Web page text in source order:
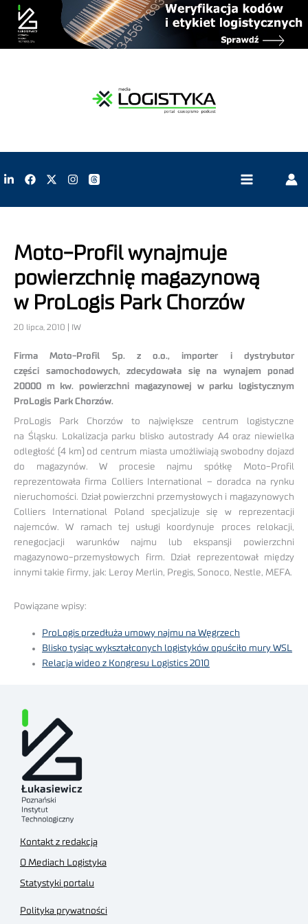
Moto-Profil wynajmuje
powierzchnię magazynową
w ProLogis Park Chorzów
20 lipca, 2010 | IW
Firma Moto-Profil Sp. z o.o., importer i dystrybutor
części samochodowych, zdecydowała się na wynajem ponad
20000 m kw. powierzchni magazynowej w parku logistycznym
ProLogis Park Chorzów.
ProLogis Park Chorzów to największe centrum logistyczne
na Śląsku. Lokalizacja parku blisko autostrady A4 oraz niewielka
odległość (4 km) od centrum miasta umożliwiają swobodny dojazd
do magazynów. W procesie najmu spółkę Moto-Profil
reprezentowała firma Colliers International – doradca na rynku
nieruchomości. Dział powierzchni przemysłowych i magazynowych
Colliers International Poland specjalizuje się w reprezentacji
najemców. W ramach tej usługi koordynuje proces relokacji,
renegocjacji warunków najmu lub ekspansji powierzchni
magazynowo-przemysłowych firm. Dział reprezentował między
innymi takie firmy, jak: Leroy Merlin, Pregis, Sonoco, Nestle, MEFA.
Powiązane wpisy:
ProLogis przedłuża umowy najmu na Węgrzech
Blisko tysiąc wykształconych logistyków opuściło mury WSL
Relacja wideo z Kongresu Logistics 2010
Kontakt z redakcją
O Mediach Logistyka
Statystyki portalu
Polityka prywatności